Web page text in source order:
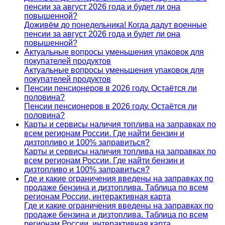
пенсии за август 2026 года и будет ли она
повышенной?
Доживём до понедельника! Когда дадут военные
пенсии за август 2026 года и будет ли она
повышенной?
Актуальные вопросы уменьшения упаковок для
покупателей продуктов
Актуальные вопросы уменьшения упаковок для
покупателей продуктов
Пенсии пенсионеров в 2026 году. Остаётся ли
половина?
Пенсии пенсионеров в 2026 году. Остаётся ли
половина?
Карты и сервисы наличия топлива на заправках по
всем регионам России. Где найти бензин и
дизтопливо и 100% заправиться?
Карты и сервисы наличия топлива на заправках по
всем регионам России. Где найти бензин и
дизтопливо и 100% заправиться?
Где и какие ограничения введены на заправках по
продаже бензина и дизтоплива. Таблица по всем
регионам России, интерактивная карта
Где и какие ограничения введены на заправках по
продаже бензина и дизтоплива. Таблица по всем